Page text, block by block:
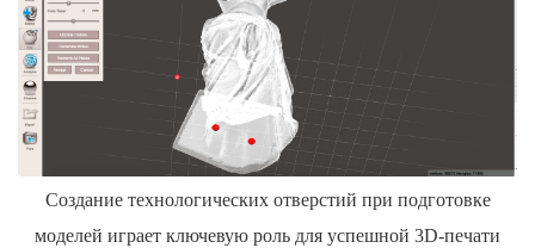
Создание технологических отверстий при подготовке
моделей играет ключевую роль для успешной 3D-печати